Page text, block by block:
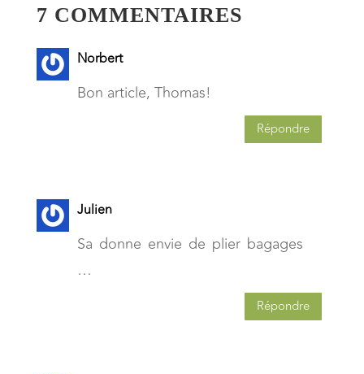
7 COMMENTAIRES
Norbert
Bon article, Thomas!
Répondre
Julien
Sa donne envie de plier bagages
…
Répondre